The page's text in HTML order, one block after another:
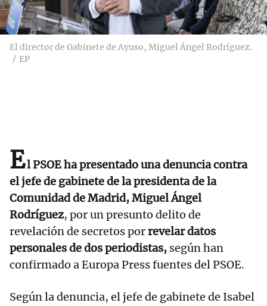
El director de Gabinete de Ayuso, Miguel Ángel Rodríguez.
EP
El PSOE ha presentado una denuncia contra
el jefe de gabinete de la presidenta de la
Comunidad de Madrid, Miguel Ángel
Rodríguez, por un presunto delito de
revelación de secretos porrevelar datos
personales de dos periodistas, según han
confirmado a Europa Press fuentes del PSOE.
Según la denuncia, el jefe de gabinete de Isabel